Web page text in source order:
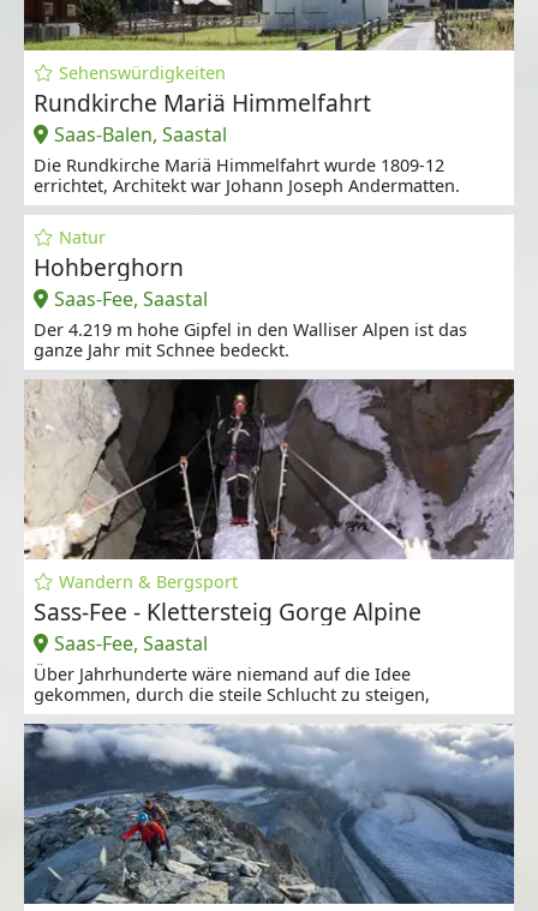
Sehenswürdigkeiten
Rundkirche Mariä Himmelfahrt
Saas-Balen, Saastal
Die Rundkirche Mariä Himmelfahrt wurde 1809-12
errichtet, Architekt war Johann Joseph Andermatten.
Natur
Hohberghorn
Saas-Fee, Saastal
Der 4.219 m hohe Gipfel in den Walliser Alpen ist das
ganze Jahr mit Schnee bedeckt.
Wandern & Bergsport
Sass-Fee - Klettersteig Gorge Alpine
Saas-Fee, Saastal
Über Jahrhunderte wäre niemand auf die Idee
gekommen, durch die steile Schlucht zu steigen,